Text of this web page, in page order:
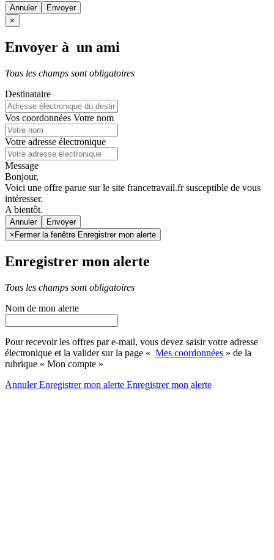
Annuler
×
Envoyer à un ami
Tous les champs sont obligatoires
Destinataire
Vos coordonnées Votre nom
Votre adresse électronique
Message
Bonjour,
Voici une offre parue sur le site francetravail.fr susceptible de vous
intéresser.
A bientôt.
Annuler
× Fermer la fenêtre Enregistrer mon alerte
Enregistrer mon alerte
Tous les champs sont obligatoires
Nom de mon alerte
Pour recevoir les offres par e-mail, vous devez saisir votre adresse
électronique et la valider sur la page « Mes coordonnées » de la
rubrique « Mon compte »
AnnulerEnregistrer mon alerte Enregistrermon alerte